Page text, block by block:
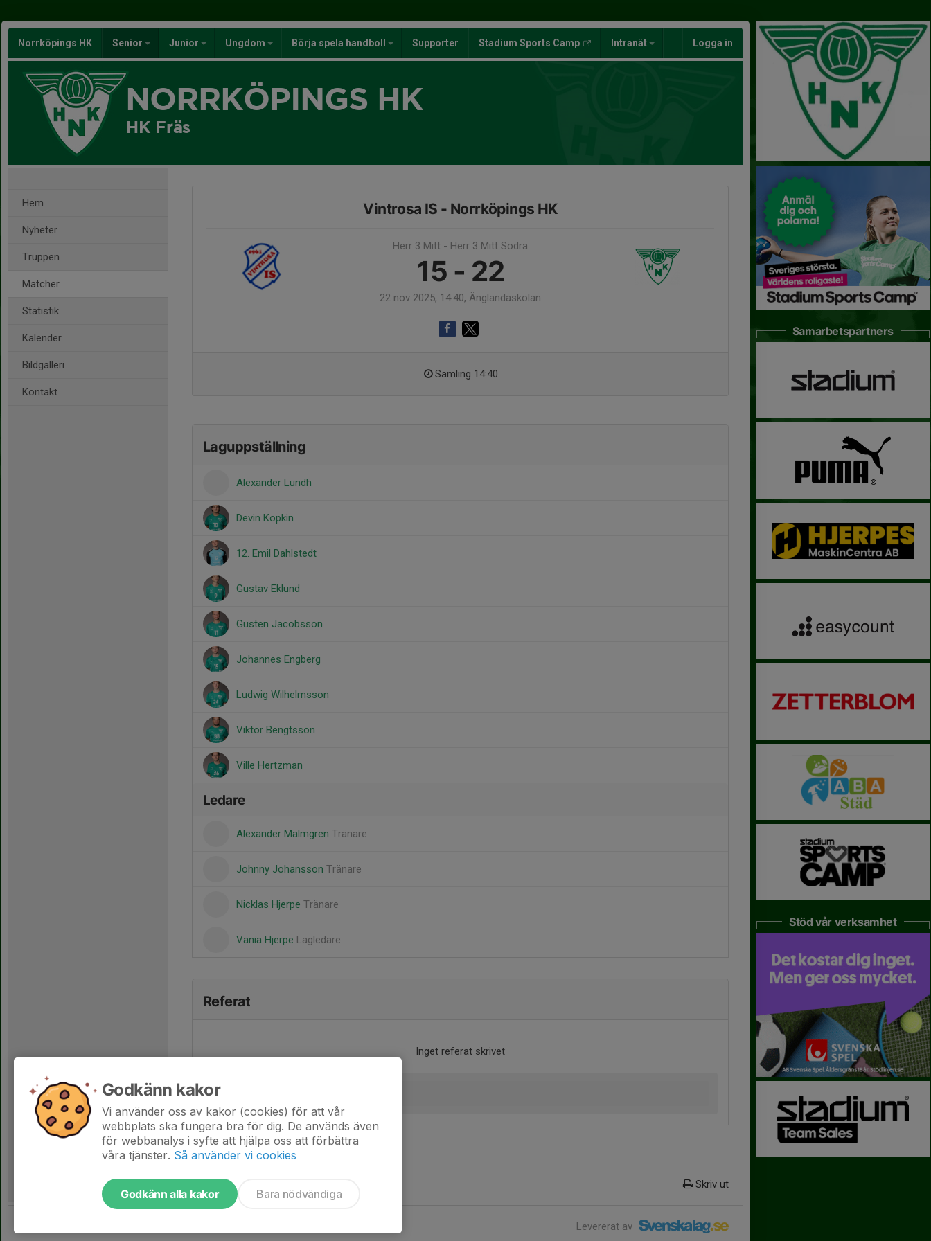
Norrköpings HK Senior Junior Ungdom Börja spela handboll Supporter Stadium Sports Camp Intranät Logga in
NORRKÖPINGS HK
HK Fräs
Hem
Nyheter
Truppen
Matcher
Statistik
Kalender
Bildgalleri
Kontakt
Vintrosa IS - Norrköpings HK
Herr 3 Mitt - Herr 3 Mitt Södra
15 - 22
22 nov 2025, 14:40, Änglandaskolan
Samling 14:40
Laguppställning
Alexander Lundh
Devin Kopkin
12. Emil Dahlstedt
Gustav Eklund
Gusten Jacobsson
Johannes Engberg
Ludwig Wilhelmsson
Viktor Bengtsson
Ville Hertzman
Ledare
Alexander Malmgren Tränare
Johnny Johansson Tränare
Nicklas Hjerpe Tränare
Vania Hjerpe Lagledare
Referat
Inget referat skrivet
Skriv ut
Levererat av
Samarbetspartners
Stöd vår verksamhet
Godkänn kakor
Vi använder oss av kakor (cookies) för att vår
webbplats ska fungera bra för dig. De används även
för webbanalys i syfte att hjälpa oss att förbättra
våra tjänster. Så använder vi cookies
Godkänn alla kakor Bara nödvändiga